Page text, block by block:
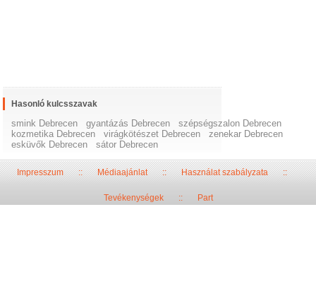
Hasonló kulcsszavak
smink Debrecen gyantázás Debrecen
szépségszalon Debrecen
kozmetika Debrecen
virágkötészet Debrecen
zenekar Debrecen
esküvők Debrecen
sátor Debrecen
Impresszum::Médiaajánlat::Használat szabályzata::
Tevékenységek:: Part